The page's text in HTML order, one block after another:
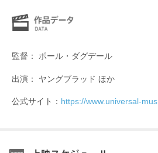
監督： ポール・ダグデール
出演： ヤングブラッド ほか
公式サイト： https://www.universal-